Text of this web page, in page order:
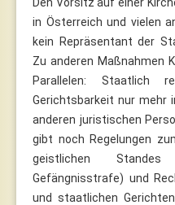
in Österreich und vielen
kein Repräsentant der
Zu anderen Maßnahmen
Parallelen: Staatlich
Gerichtsbarkeit nur mehr
anderen juristischen
gibt noch Regelungen
geistlichen
Gefängnisstrafe) und
und staatlichen